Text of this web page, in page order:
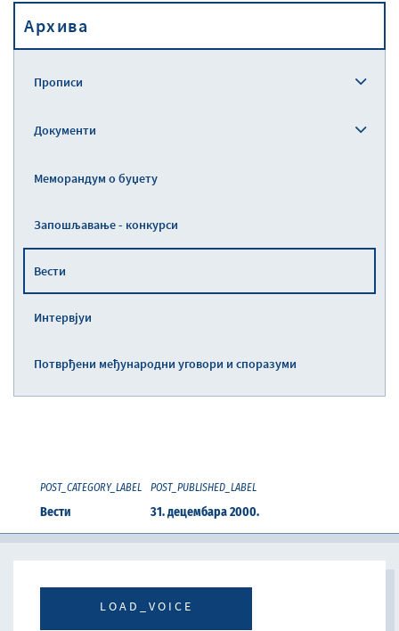
Прописи
Архива
Прописи
Документи
Меморандум о буџету
Запошљавање - конкурси
Вести
Интервјуи
Потврђени међународни уговори и споразуми
POST_CATEGORY_LABEL
Вести
POST_PUBLISHED_LABEL
31. децембара 2000.
LOAD_VOICE